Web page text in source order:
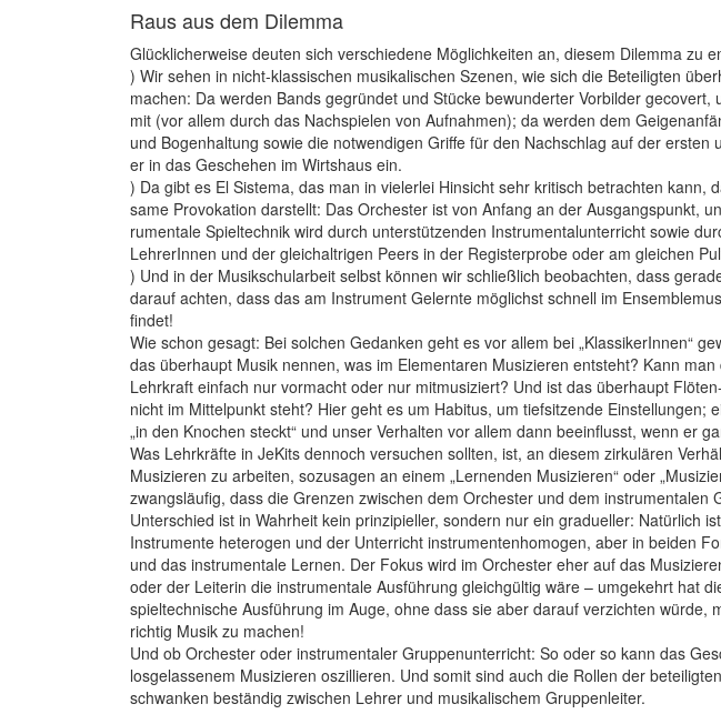
Raus aus dem Dilemma
Glücklicherweise deuten sich verschiedene Möglichkeiten an, diesem Dilemma zu
) Wir sehen in nicht-klassischen musika­lischen Szenen, wie sich die Beteiligten
machen: Da werden Bands gegründet und Stücke bewunderter Vorbilder
mit (vor allem durch das Nachspielen von Aufnahmen); da werden dem
und Bogenhaltung sowie die notwendigen Griffe für den Nachschlag auf der
er in das Geschehen im Wirtshaus ein.
) Da gibt es El Sistema, das man in vielerlei Hinsicht sehr kritisch betrachten
same Provokation darstellt: Das Orchester ist von Anfang an der Ausgangspunkt,
rumentale Spieltechnik wird durch unterstützenden Instrumentalunterricht sowie
LehrerInnen und der gleichaltrigen Peers in der Registerprobe oder am gleichen
) Und in der Musikschularbeit selbst können wir schließlich beobachten, dass
darauf achten, dass das am Instrument ­Gelernte möglichst schnell im
findet!
Wie schon gesagt: Bei solchen Gedanken geht es vor allem bei „KlassikerInnen“
das überhaupt Musik nennen, was im Elementaren Musizieren entsteht? Kann
Lehrkraft einfach nur vormacht oder nur mitmusiziert? Und ist das überhaupt
nicht im Mittelpunkt steht? Hier geht es um Habitus, um tiefsitzende Einstellungen;
„in den Knochen steckt“ und unser Verhalten vor allem dann beeinflusst, wenn er
Was Lehrkräfte in JeKits dennoch versuchen sollten, ist, an diesem zirkulären
Musizieren zu arbeiten, sozusagen an einem „Lernenden Musizieren“ oder
zwangsläufig, dass die Grenzen zwischen dem Orchester und dem instrumentalen
Unterschied ist in Wahrheit kein prinzipieller, sondern nur ein gradueller: Natürlich
Instrumente heterogen und der Unterricht instrumentenhomogen, aber in beiden
und das instrumentale Lernen. Der Fokus wird im Orchester eher auf das
oder der Leiterin die instrumentale Ausführung gleichgültig wäre – umgekehrt hat
spieltechnische Ausführung im Auge, ohne dass sie aber darauf verzichten würde,
richtig Musik zu machen!
Und ob Orchester oder instrumentaler Grup­penunterricht: So oder so kann das
losgelassenem Musizieren oszillieren. Und somit sind auch die Rollen der
schwanken beständig zwischen Lehrer und musikalischem Gruppenleiter.